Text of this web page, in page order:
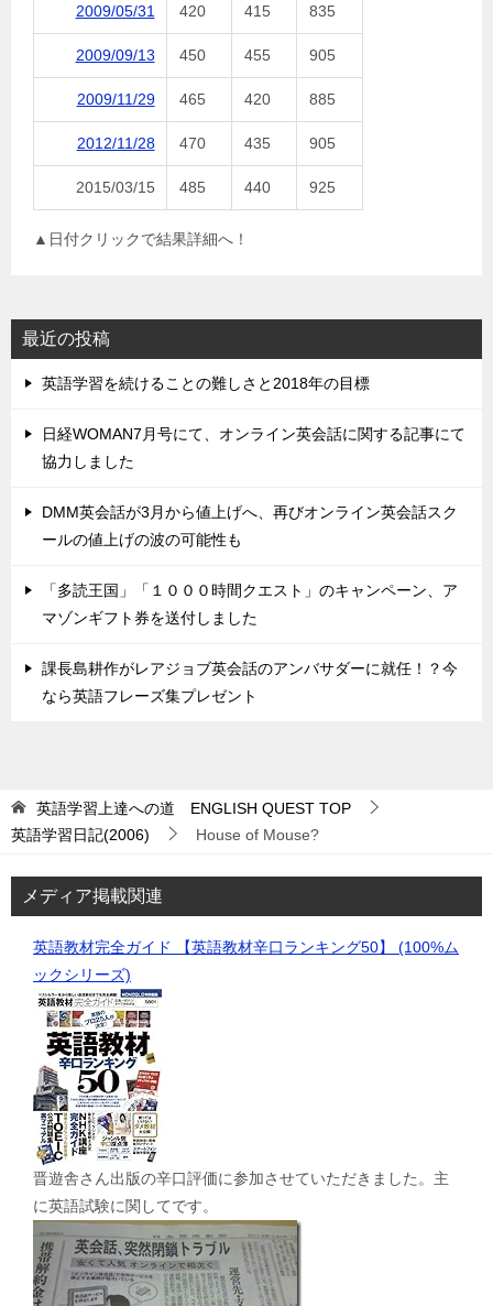
2009/05/31 420 415 835
2009/09/13 450 455 905
2009/11/29 465 420 885
2012/11/28 470 435 905
2015/03/15 485 440 925
▲日付クリックで結果詳細へ！
最近の投稿
英語学習を続けることの難しさと2018年の目標
日経WOMAN7月号にて、オンライン英会話に関する記事にて
協力しました
DMM英会話が3月から値上げへ、再びオンライン英会話スク
ールの値上げの波の可能性も
「多読王国」「１０００時間クエスト」のキャンペーン、ア
マゾンギフト券を送付しました
課長島耕作がレアジョブ英会話のアンバサダーに就任！？今
なら英語フレーズ集プレゼント
英語学習上達への道 ENGLISH QUEST TOP
英語学習日記(2006)
House of Mouse?
メディア掲載関連
英語教材完全ガイド 【英語教材辛口ランキング50】 (100%ム
ックシリーズ)
晋遊舎さん出版の辛口評価に参加させていただきました。主
に英語試験に関してです。